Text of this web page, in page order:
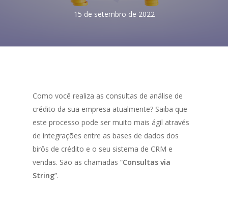
15 de setembro de 2022
Como você realiza as consultas de análise de
crédito da sua empresa atualmente? Saiba que
este processo pode ser muito mais ágil através
de integrações entre as bases de dados dos
birôs de crédito e o seu sistema de CRM e
vendas. São as chamadas “Consultas via
String”.